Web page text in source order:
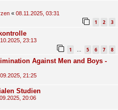
« 08.11.2025, 03:31
1 2 3
23:13
1 … 5 6 7 8
Against Men and Boys -
21:25
Studien
20:06